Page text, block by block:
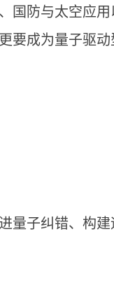
国防与太空应
成为量子驱动
子纠错、构